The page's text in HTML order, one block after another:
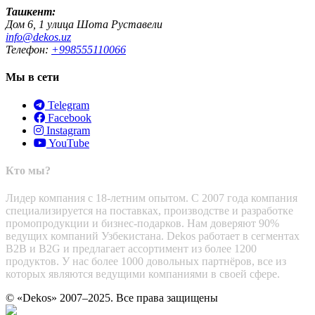
Ташкент:
Дом 6, 1 улица Шота Руставели
info@dekos.uz
Телефон: +998555110066
Мы в сети
Telegram
Facebook
Instagram
YouTube
Кто мы?
Лидер компания с 18-летним опытом. С 2007 года компания
специализируется на поставках, производстве и разработке
промопродукции и бизнес-подарков. Нам доверяют 90%
ведущих компаний Узбекистана. Dekos работает в сегментах
B2B и B2G и предлагает ассортимент из более 1200
продуктов. У нас более 1000 довольных партнёров, все из
которых являются ведущими компаниями в своей сфере.
© «Dekos» 2007–2025. Все права защищены